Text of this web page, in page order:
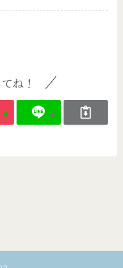
ね！